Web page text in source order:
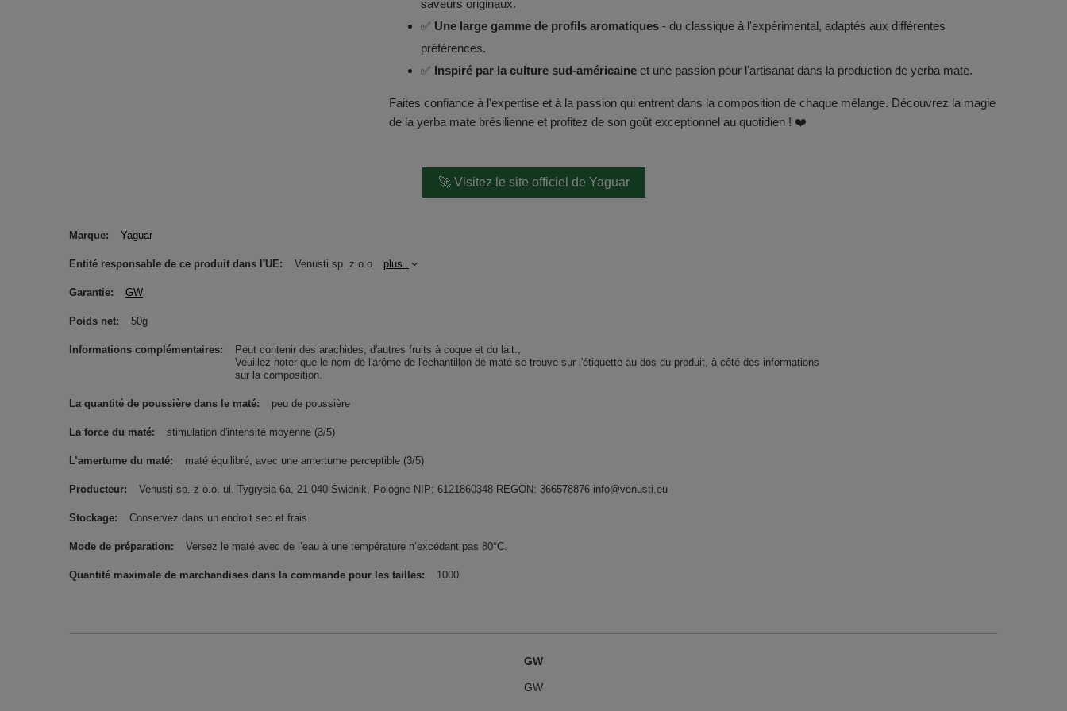
saveurs originaux.
✅ Une large gamme de profils aromatiques - du classique à l'expérimental, adaptés aux différentes
préférences.
✅ Inspiré par la culture sud-américaine et une passion pour l'artisanat dans la production de yerba mate.
Faites confiance à l'expertise et à la passion qui entrent dans la composition de chaque mélange. Découvrez la magie
de la yerba mate brésilienne et profitez de son goût exceptionnel au quotidien ! ❤️
🚀 Visitez le site officiel de Yaguar
Marque Yaguar
Entité responsable de ce produit dans l'UE Venusti sp. z o.o. plus..
Garantie GW
Poids net 50g
Informations complémentaires
Peut contenir des arachides, d'autres fruits à coque et du lait.
Veuillez noter que le nom de l'arôme de l'échantillon de maté se trouve sur l'étiquette au dos du produit, à côté des informations
sur la composition.
La quantité de poussière dans le maté peu de poussière
La force du maté stimulation d'intensité moyenne (3/5)
L’amertume du maté maté équilibré, avec une amertume perceptible (3/5)
Producteur Venusti sp. z o.o. ul. Tygrysia 6a, 21-040 Świdnik, Pologne NIP: 6121860348 REGON: 366578876 info@venusti.eu
Stockage Conservez dans un endroit sec et frais.
Mode de préparation Versez le maté avec de l’eau à une température n’excédant pas 80°C.
Quantité maximale de marchandises dans la commande pour les tailles 1000
GW
GW